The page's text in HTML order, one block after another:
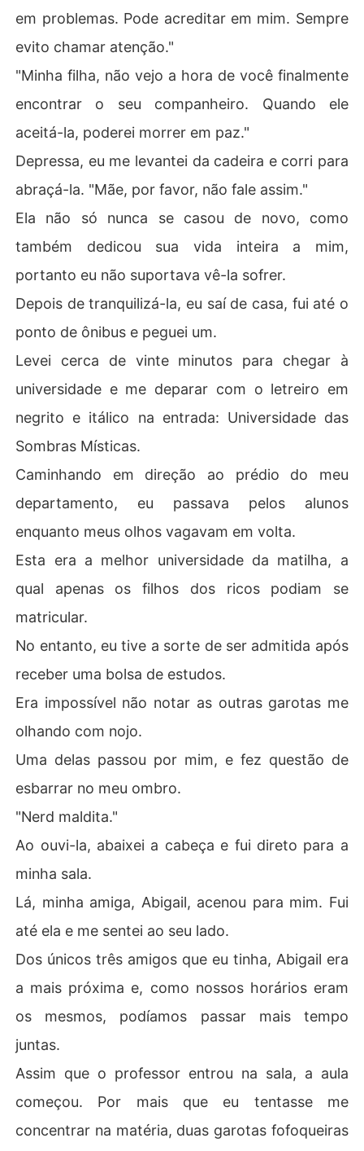
em problemas. Pode acreditar em mim. Sempre
evito chamar atenção."
"Minha filha, não vejo a hora de você finalmente
encontrar o seu companheiro. Quando ele
aceitá-la, poderei morrer em paz."
Depressa, eu me levantei da cadeira e corri para
abraçá-la. "Mãe, por favor, não fale assim."
Ela não só nunca se casou de novo, como
também dedicou sua vida inteira a mim,
portanto eu não suportava vê-la sofrer.
Depois de tranquilizá-la, eu saí de casa, fui até o
ponto de ônibus e peguei um.
Levei cerca de vinte minutos para chegar à
universidade e me deparar com o letreiro em
negrito e itálico na entrada: Universidade das
Sombras Místicas.
Caminhando em direção ao prédio do meu
departamento, eu passava pelos alunos
enquanto meus olhos vagavam em volta.
Esta era a melhor universidade da matilha, a
qual apenas os filhos dos ricos podiam se
matricular.
No entanto, eu tive a sorte de ser admitida após
receber uma bolsa de estudos.
Era impossível não notar as outras garotas me
olhando com nojo.
Uma delas passou por mim, e fez questão de
esbarrar no meu ombro.
"Nerd maldita."
Ao ouvi-la, abaixei a cabeça e fui direto para a
minha sala.
Lá, minha amiga, Abigail, acenou para mim. Fui
até ela e me sentei ao seu lado.
Dos únicos três amigos que eu tinha, Abigail era
a mais próxima e, como nossos horários eram
os mesmos, podíamos passar mais tempo
juntas.
Assim que o professor entrou na sala, a aula
começou. Por mais que eu tentasse me
concentrar na matéria, duas garotas fofoqueiras